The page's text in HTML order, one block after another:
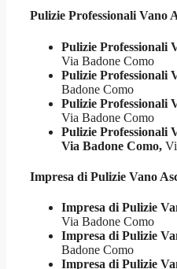
Pulizie ProfessionaliVano
Pulizie Professionali
Via Badone Como
Pulizie Professionali
Badone Como
Pulizie Professionali
Via Badone Como
Pulizie Professionali
Via Badone Como,
Impresa di Pulizie Vano
Impresa di Pulizie
Via Badone Como
Impresa di Pulizie
Badone Como
Impresa di Pulizie